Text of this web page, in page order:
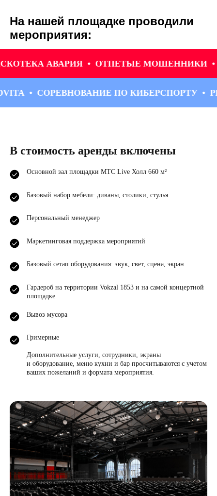
На нашей площадке проводили
мероприятия:
АВАРИЯ ОТПЕТЫЕ МОШЕННИКИ
ADVITA СОРЕВНОВАНИЕ ПО КИБЕРСПОРТУ
В стоимость аренды включены
Основной зал площадки МТС Live Холл 660 м²
Базовый набор мебели: диваны, столики, стулья
Персональный менеджер
Маркетинговая поддержка мероприятий
Базовый сетап оборудования: звук, свет, сцена, экран
Гардероб на территории Vokzal 1853 и на самой концертной
площадке
Вывоз мусора
Гримерные
Дополнительные услуги, сотрудники, экраны
и оборудование, меню кухни и бар просчитываются с учетом
ваших пожеланий и формата мероприятия.